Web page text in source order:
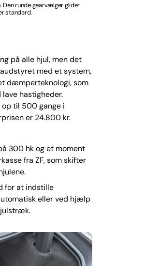
runde gearvælger glider
standard.
på alle hjul, men det
med et system,
dæmperteknologi, som
hastigheder.
til 500 gange i
er 24.800 kr.
300 hk og et moment
fra ZF, som skifter
for at indstille
eller ved hjælp